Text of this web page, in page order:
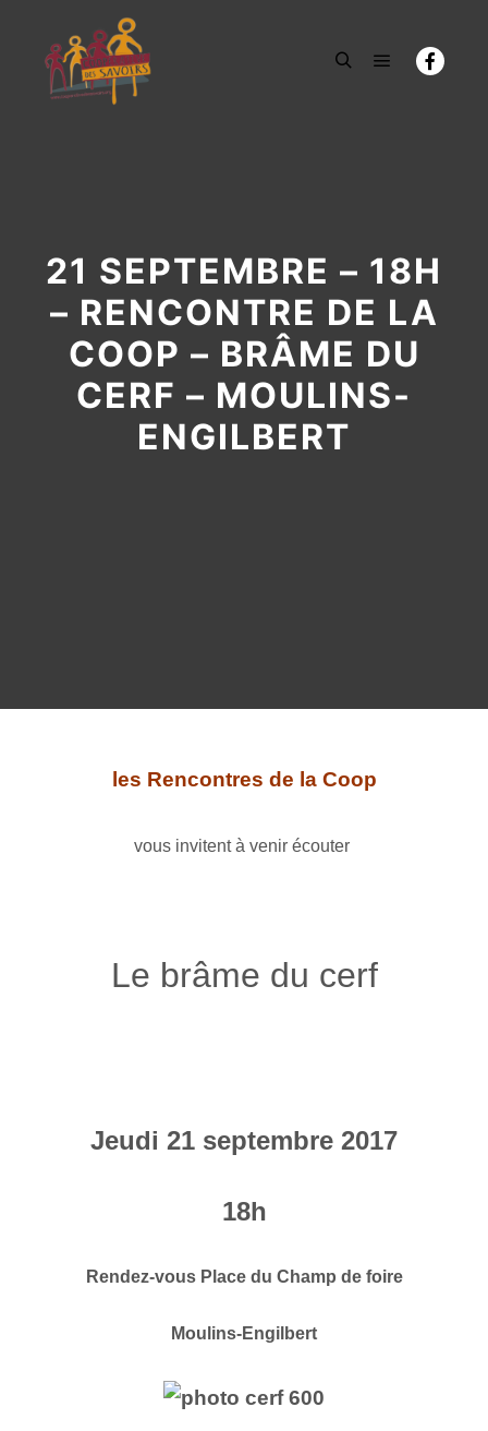
21 SEPTEMBRE – 18H
– RENCONTRE DE LA
COOP – BRÂME DU
CERF – MOULINS-
ENGILBERT
les Rencontres de la Coop
vous invitentà venir écouter
Le brâme du cerf
Jeudi 21 septembre 2017
18h
Rendez-vous Place du Champ de foire
Moulins-Engilbert